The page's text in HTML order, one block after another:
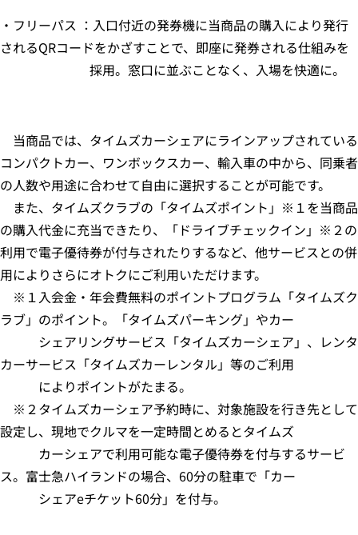
・フリーパス ：入口付近の発券機に当商品の購入により発行
されるQRコードをかざすことで、即座に発券される仕組みを
採用。窓口に並ぶことなく、入場を快適に。
当商品では、タイムズカーシェアにラインアップされている
コンパクトカー、ワンボックスカー、輸入車の中から、同乗者
の人数や用途に合わせて自由に選択することが可能です。
また、タイムズクラブの「タイムズポイント」※１を当商品
の購入代金に充当できたり、「ドライブチェックイン」※２の
利用で電子優待券が付与されたりするなど、他サービスとの併
用によりさらにオトクにご利用いただけます。
※１入会金・年会費無料のポイントプログラム「タイムズク
ラブ」のポイント。「タイムズパーキング」やカー
シェアリングサービス「タイムズカーシェア」、レンタ
カーサービス「タイムズカーレンタル」等のご利用
によりポイントがたまる。
※２タイムズカーシェア予約時に、対象施設を行き先として
設定し、現地でクルマを一定時間とめるとタイムズ
カーシェアで利用可能な電子優待券を付与するサービ
ス。富士急ハイランドの場合、60分の駐車で「カー
シェアeチケット60分」を付与。